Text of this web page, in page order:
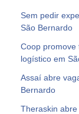
Sem pedir
São Bernardo
Coop promove
logístico em
Assaí abre
Bernardo
Theraskin